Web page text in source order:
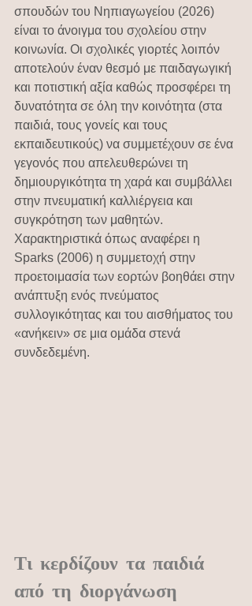
σπουδών του Νηπιαγωγείου (2026)
είναι το άνοιγμα του σχολείου στην
κοινωνία. Οι σχολικές γιορτές λοιπόν
αποτελούν έναν θεσμό με παιδαγωγική
και ποτιστική αξία καθώς προσφέρει τη
δυνατότητα σε όλη την κοινότητα (στα
παιδιά, τους γονείς και τους
εκπαιδευτικούς) να συμμετέχουν σε ένα
γεγονός που απελευθερώνει τη
δημιουργικότητα τη χαρά και συμβάλλει
στην πνευματική καλλιέργεια και
συγκρότηση των μαθητών.
Χαρακτηριστικά όπως αναφέρει η
Sparks (2006) η συμμετοχή στην
προετοιμασία των εορτών βοηθάει στην
ανάπτυξη ενός πνεύματος
συλλογικότητας και του αισθήματος του
«ανήκειν» σε μια ομάδα στενά
συνδεδεμένη.
Τι κερδίζουν τα παιδιά
από τη διοργάνωση